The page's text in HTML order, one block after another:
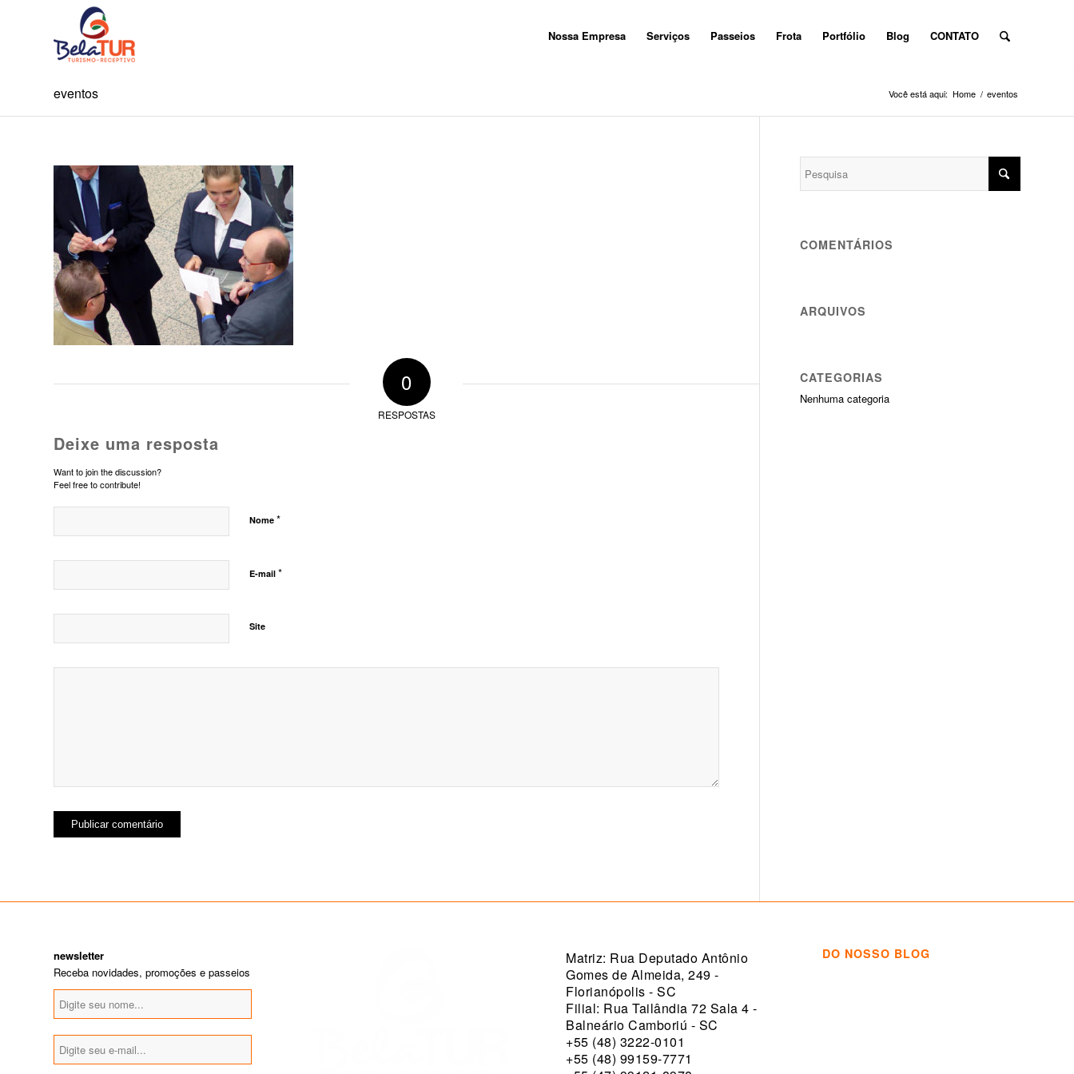
Nossa Empresa Serviços Passeios Frota Portfólio Blog CONTATO
eventos Você está aqui: Home / eventos
0
RESPOSTAS
Deixe uma resposta
Want to join the discussion?
Feel free to contribute!
Nome *
E-mail *
Site
COMENTÁRIOS
ARQUIVOS
CATEGORIAS
Nenhuma categoria
newsletter
Receba novidades, promoções e passeios
Matriz: Rua Deputado Antônio
Gomes de Almeida, 249 -
Florianópolis - SC
Filial: Rua Tailândia 72 Sala 4 -
Balneário Camboriú - SC
+55 (48) 3222-0101
+55 (48) 99159-7771
DO NOSSO BLOG